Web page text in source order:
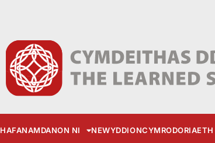
HAFANAMDANON NI NEWYDDIONCYMRODORIAETH